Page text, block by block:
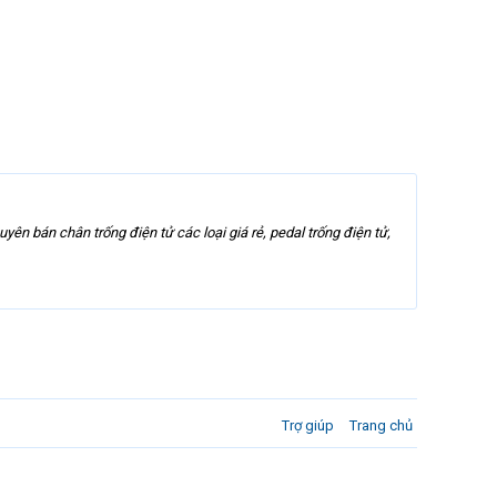
bán chân trống điện tử các loại giá rẻ, pedal trống điện tử,
Trợ giúp Trang chủ